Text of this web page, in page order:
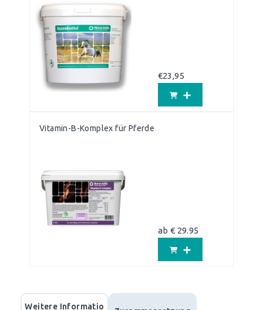
€23,95
Vitamin-B-Komplex für Pferde
ab € 29.95
Weitere Informatio